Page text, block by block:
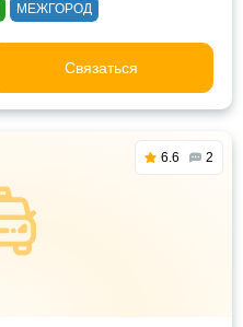
МЕЖГОРОД
Связаться
6.6 2